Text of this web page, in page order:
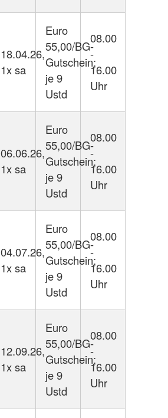
18.04.26,
1x sa
Euro
55,00/BG-
Gutschein;
je 9
Ustd
08.00
-
16.00
Uhr
06.06.26,
1x sa
Euro
55,00/BG-
Gutschein;
je 9
Ustd
08.00
-
16.00
Uhr
04.07.26,
1x sa
Euro
55,00/BG-
Gutschein;
je 9
Ustd
08.00
-
16.00
Uhr
12.09.26,
1x sa
Euro
55,00/BG-
Gutschein;
je 9
Ustd
08.00
-
16.00
Uhr